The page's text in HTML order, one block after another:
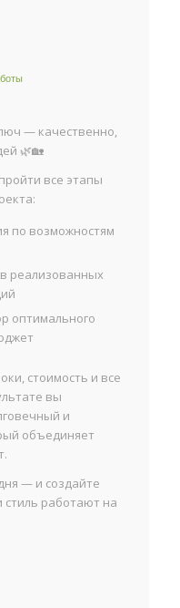
— качественно,
🌿🏡
все этапы
по возможностям
реализованных
оптимального
стоимость и все
вы
и
объединяет
— и создайте
стиль работают на